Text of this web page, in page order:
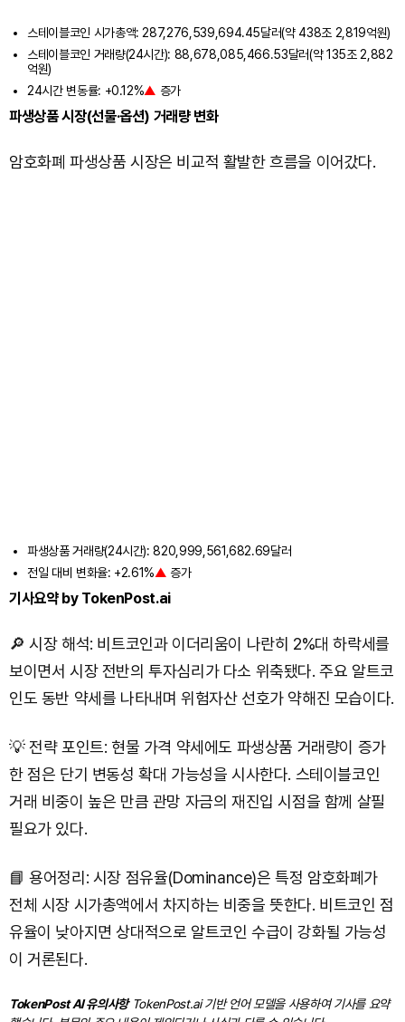
스테이블코인 시가총액: 287,276,539,694.45달러(약 438조 2,819억원)
스테이블코인 거래량(24시간): 88,678,085,466.53달러(약 135조 2,882
억원)
24시간 변동률: +0.12%▲ 증가
파생상품 시장(선물·옵션) 거래량 변화
암호화폐 파생상품 시장은 비교적 활발한 흐름을 이어갔다.
파생상품 거래량(24시간): 820,999,561,682.69달러
전일 대비 변화율: +2.61%▲ 증가
기사요약 by TokenPost.ai
🔎 시장 해석: 비트코인과 이더리움이 나란히 2%대 하락세를
보이면서 시장 전반의 투자심리가 다소 위축됐다. 주요 알트코
인도 동반 약세를 나타내며 위험자산 선호가 약해진 모습이다.
💡 전략 포인트: 현물 가격 약세에도 파생상품 거래량이 증가
한 점은 단기 변동성 확대 가능성을 시사한다. 스테이블코인
거래 비중이 높은 만큼 관망 자금의 재진입 시점을 함께 살필
필요가 있다.
📘 용어정리: 시장 점유율(Dominance)은 특정 암호화폐가
전체 시장 시가총액에서 차지하는 비중을 뜻한다. 비트코인 점
유율이 낮아지면 상대적으로 알트코인 수급이 강화될 가능성
이 거론된다.
TokenPost AI 유의사항TokenPost.ai 기반 언어 모델을 사용하여 기사를 요약